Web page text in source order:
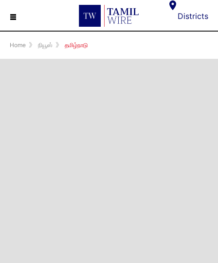
☰ Districts
Home 》 நியூஸ் 》 தமிழ்நாடு